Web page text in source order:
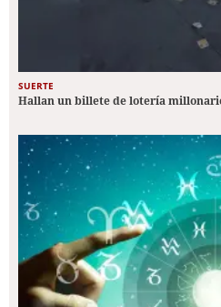
SUERTE
Hallan un billete de lotería